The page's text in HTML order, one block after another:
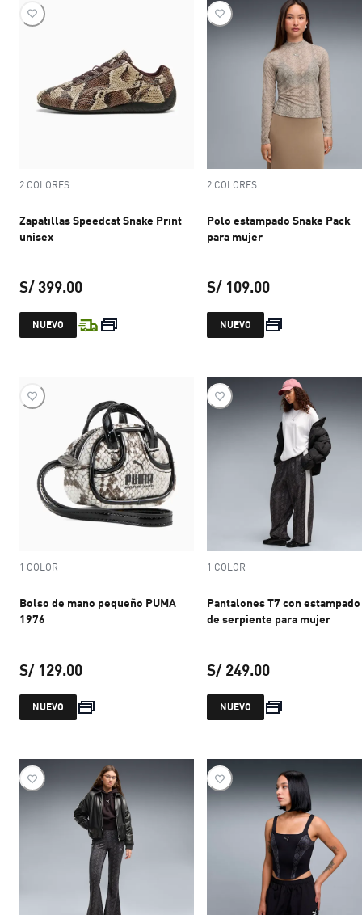
2 COLORES
Zapatillas Speedcat Snake Print
unisex
S/ 399.00
precio actual S/ 399.00
NUEVO
2 COLORES
Polo estampado Snake Pack
para mujer
S/ 109.00
precio actual
NUEVO
1 COLOR
Bolso de mano pequeño PUMA
1976
S/ 129.00
precio actual S/ 129.00
NUEVO
1 COLOR
Pantalones T7 con estampado
de serpiente para mujer
S/ 249.00
precio actual
NUEVO